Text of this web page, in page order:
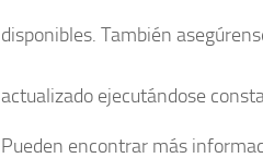
disponibles. También
actualizado ejecutándose
Pueden encontrar más